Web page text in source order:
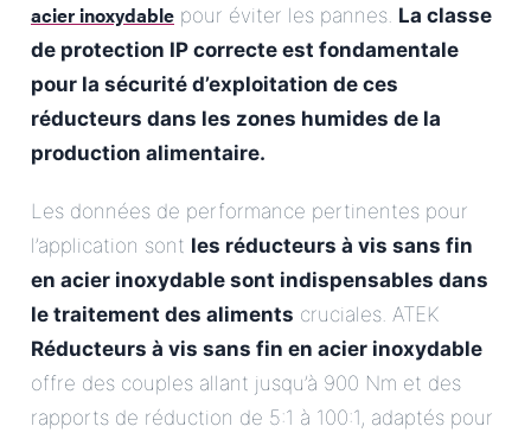
acier inoxydable pour éviter les pannes. La classe
de protection IP correcte est fondamentale
pour la sécurité d’exploitation de ces
réducteurs dans les zones humides de la
production alimentaire.
Les données de performance pertinentes pour
l’application sont les réducteurs à vis sans fin
en acier inoxydable sont indispensables dans
le traitement des aliments cruciales. ATEK
Réducteurs à vis sans fin en acier inoxydable
offre des couples allant jusqu’à 900 Nm et des
rapports de réduction de 5:1 à 100:1, adaptés pour